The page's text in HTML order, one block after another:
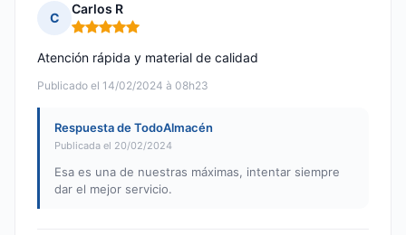
C
Carlos R
Nota: 5 de 5
Publicado el 14/02/2024 à 08h23
Atención rápida y material de calidad
Respuesta de TodoAlmacén
Publicada el 20/02/2024
Esa es una de nuestras máximas, intentar siempre
dar el mejor servicio.